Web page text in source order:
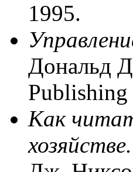
1995.
Дональд
Как
хозяйстве.